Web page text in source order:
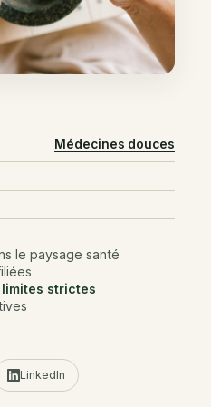
Médecines douces
le paysage santé
strictes
LinkedIn